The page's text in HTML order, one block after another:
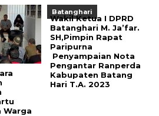
Warga
Batanghari
Wakil Ketua I DPRD
Batanghari M. Ja’far.
SH,Pimpin Rapat
Paripurna
Penyampaian Nota
Pengantar Ranperda
Kabupaten Batang
Hari T.A. 2023